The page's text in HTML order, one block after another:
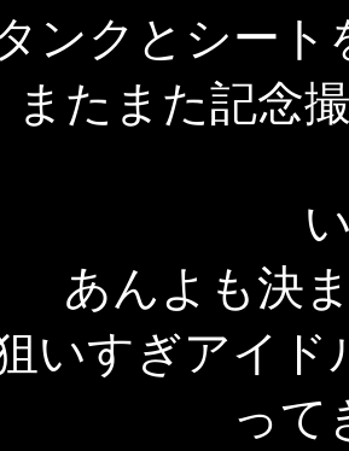
ンクとシー
またまた記念
あんよも決
いすぎアイ
って